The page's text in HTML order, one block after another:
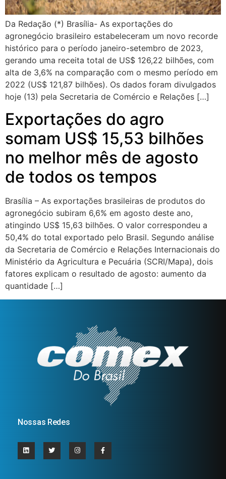
Da Redação (*) Brasília- As exportações do
agronegócio brasileiro estabeleceram um novo recorde
histórico para o período janeiro-setembro de 2023,
gerando uma receita total de US$ 126,22 bilhões, com
alta de 3,6% na comparação com o mesmo período em
2022 (US$ 121,87 bilhões). Os dados foram divulgados
hoje (13) pela Secretaria de Comércio e Relações […]
Exportações do agro
somam US$ 15,53 bilhões
no melhor mês de agosto
de todos os tempos
Brasília – As exportações brasileiras de produtos do
agronegócio subiram 6,6% em agosto deste ano,
atingindo US$ 15,63 bilhões. O valor correspondeu a
50,4% do total exportado pelo Brasil. Segundo análise
da Secretaria de Comércio e Relações Internacionais do
Ministério da Agricultura e Pecuária (SCRI/Mapa), dois
fatores explicam o resultado de agosto: aumento da
quantidade […]
Nossas Redes